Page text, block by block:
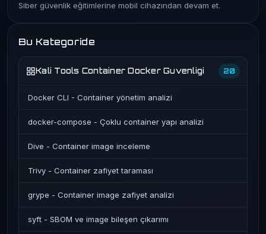
Siber güvenlik eğitimlerine mobil cihazından devam et.
Bu Kategoride
Kali Tools Container Docker Guvenligi 20
Docker CLI - Container yönetim analizi
docker-compose - Çoklu container yapı analizi
Dive - Container image inceleme
Trivy - Container zafiyet taraması
grype - Container image zafiyet analizi
syft - SBOM ve image bileşen çıkarımı